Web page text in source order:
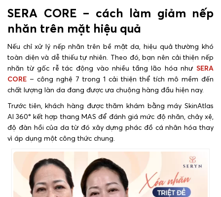
SERA CORE – cách làm giảm nếp
nhăn trên mặt hiệu quả
Nếu chỉ xử lý nếp nhăn trên bề mặt da, hiệu quả thường khó
toàn diện và dễ thiếu tự nhiên. Theo đó, bạn nên cải thiện nếp
nhăn từ gốc rễ tác động vào nhiều tầng lão hóa như SERA
CORE – công nghệ 7 trong 1 cải thiện thể tích mô mềm đến
chất lượng làn da đang được ưa chuộng hàng đầu hiện nay.
Trước tiên, khách hàng được thăm khám bằng máy SkinAtlas
AI 360° kết hợp thang MAS để đánh giá mức độ nhăn, chảy xệ,
độ đàn hồi của da từ đó xây dựng phác đồ cá nhân hóa thay
vì áp dụng một công thức chung.